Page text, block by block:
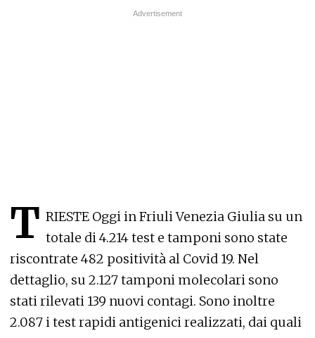
T RIESTE Oggi in Friuli Venezia Giulia su un
totale di 4.214 test e tamponi sono state
riscontrate 482 positività al Covid 19. Nel
dettaglio, su 2.127 tamponi molecolari sono
stati rilevati 139 nuovi contagi. Sono inoltre
2.087 i test rapidi antigenici realizzati, dai quali